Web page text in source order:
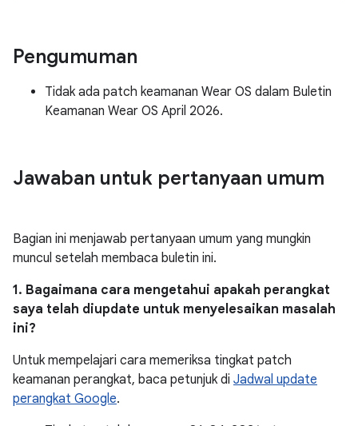
Pengumuman
Tidak ada patch keamanan Wear OS dalam Buletin
Keamanan Wear OS April 2026.
Jawaban untuk pertanyaan umum
Bagian ini menjawab pertanyaan umum yang mungkin
muncul setelah membaca buletin ini.
1. Bagaimana cara mengetahui apakah perangkat
saya telah diupdate untuk menyelesaikan masalah
ini?
Untuk mempelajari cara memeriksa tingkat patch
keamanan perangkat, baca petunjuk di Jadwal update
perangkat Google.